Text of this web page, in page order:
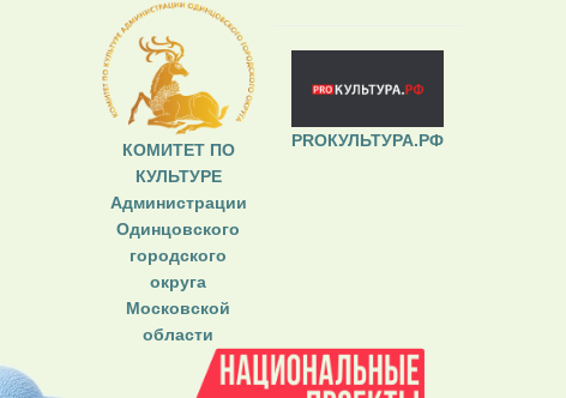
КОМИТЕТ ПО
КУЛЬТУРЕ
Администрации
Одинцовского
городского
округа
Московской
области
PROКУЛЬТУРА.РФ